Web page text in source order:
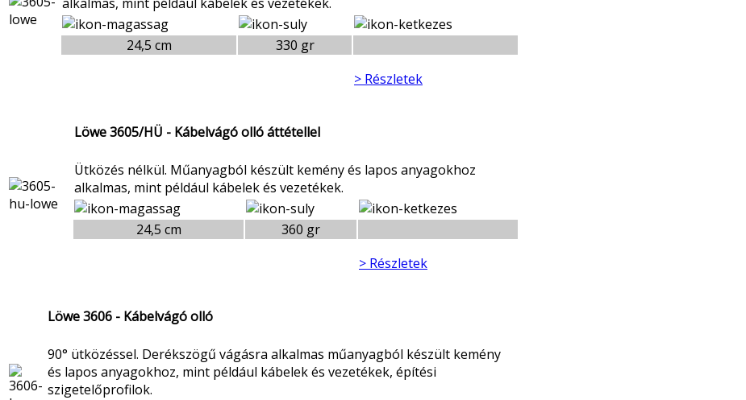
24,5 cm
330 gr
> Részletek
Löwe 3605/HÜ - Kábelvágó olló áttétellel
Ütközés nélkül. Műanyagból készült kemény és lapos anyagokhoz
alkalmas, mint például kábelek és vezetékek.
24,5 cm
360 gr
> Részletek
Löwe 3606 - Kábelvágó olló
90° ütközéssel. Derékszögű vágásra alkalmas műanyagból készült kemény
és lapos anyagokhoz, mint például kábelek és vezetékek, építési
szigetelőprofilok.